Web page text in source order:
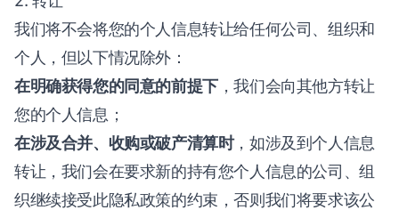
我们将不会将您的个人信息转让给任何公司、组织和
个人，但以下情况除外：
在明确获得您的同意的前提下，我们会向其他方转让
您的个人信息；
在涉及合并、收购或破产清算时，如涉及到个人信息
转让，我们会在要求新的持有您个人信息的公司、组
织继续接受此隐私政策的约束，否则我们将要求该公